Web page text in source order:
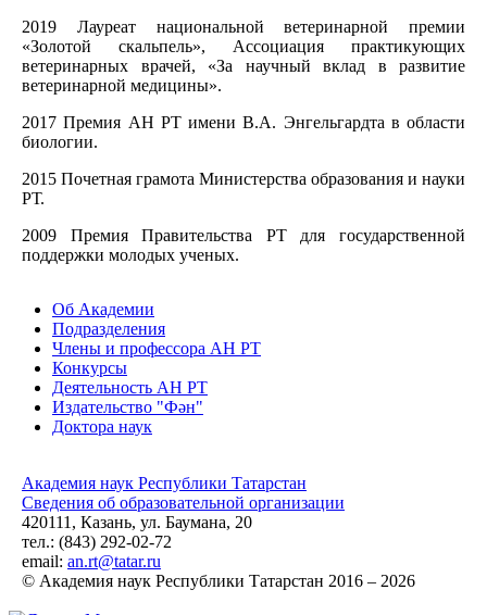
2019 Лауреат национальной ветеринарной премии
«Золотой скальпель», Ассоциация практикующих
ветеринарных врачей, «За научный вклад в развитие
ветеринарной медицины».
2017 Премия АН РТ имени В.А. Энгельгардта в области
биологии.
2015 Почетная грамота Министерства образования и науки
РТ.
2009 Премия Правительства РТ для государственной
поддержки молодых ученых.
Об Академии
Подразделения
Члены и профессора АН РТ
Конкурсы
Деятельность АН РТ
Издательство "Фән"
Доктора наук
Академия наук Республики Татарстан
Сведения об образовательной организации
420111, Казань, ул. Баумана, 20
тел.: (843) 292-02-72
email: an.rt@tatar.ru
© Академия наук Республики Татарстан 2016 – 2026